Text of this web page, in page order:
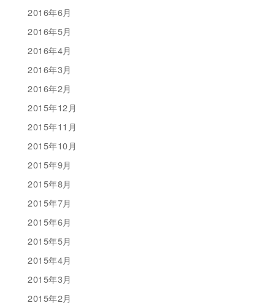
2016年6月
2016年5月
2016年4月
2016年3月
2016年2月
2015年12月
2015年11月
2015年10月
2015年9月
2015年8月
2015年7月
2015年6月
2015年5月
2015年4月
2015年3月
2015年2月